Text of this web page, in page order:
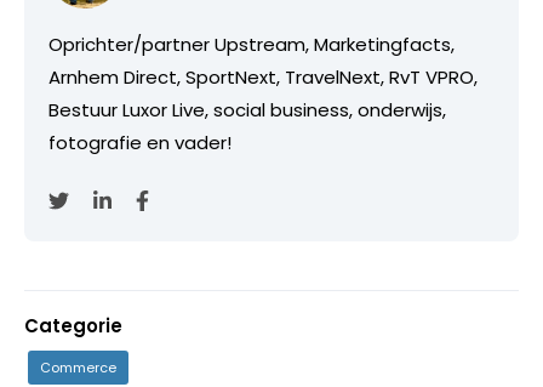
Oprichter/partner Upstream, Marketingfacts,
Arnhem Direct, SportNext, TravelNext, RvT VPRO,
Bestuur Luxor Live, social business, onderwijs,
fotografie en vader!
Categorie
Commerce